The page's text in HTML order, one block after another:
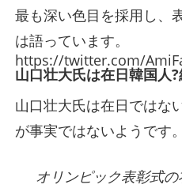
最も深い色目を採用し、
は語っています。
https://twitter.com/
山口壮大氏は在日韓国人?
山口壮大氏は在日ではな
が事実ではないようです。
オリンピック表彰式の